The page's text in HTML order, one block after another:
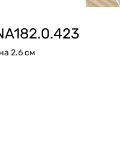
2.6 см